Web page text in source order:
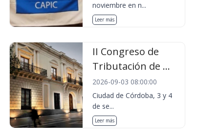
noviembre en n...
Leer más
II Congreso de
Tributación de ...
2026-09-03 08:00:00
Ciudad de Córdoba, 3 y 4
de se...
Leer más